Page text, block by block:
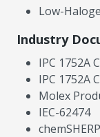
Low-
Industry
IPC 1752A
IPC 1752A
Molex
IEC-62474